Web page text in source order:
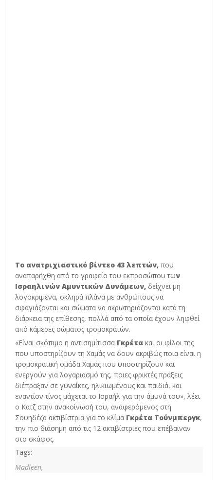
Το ανατριχιαστικό βίντεο 43 λεπτών, που
αναπαρήχθη από το γραφείο του εκπροσώπου των
Ισραηλινών Αμυντικών Δυνάμεων, δείχνει μη
λογοκριμένα, σκληρά πλάνα με ανθρώπους να
σφαγιάζονται και σώματα να ακρωτηριάζονται κατά τη
διάρκεια της επίθεσης, πολλά από τα οποία έχουν ληφθεί
από κάμερες σώματος τρομοκρατών.
«Είναι σκόπιμο η αντισημίτισσα Γκρέτα και οι φίλοι της
που υποστηρίζουν τη Χαμάς να δουν ακριβώς ποια είναι η
τρομοκρατική ομάδα Χαμάς που υποστηρίζουν και
ενεργούν για λογαριασμό της, ποιες φρικτές πράξεις
διέπραξαν σε γυναίκες, ηλικιωμένους και παιδιά, και
εναντίον τίνος μάχεται το Ισραήλ για την άμυνά του», λέει
ο Κατζ στην ανακοίνωσή του, αναφερόμενος στη
Σουηδέζα ακτιβίστρια για το κλίμα Γκρέτα Τούνμπεργκ,
την πιο διάσημη από τις 12 ακτιβίστριες που επέβαιναν
στο σκάφος.
Tags:
Madleen,